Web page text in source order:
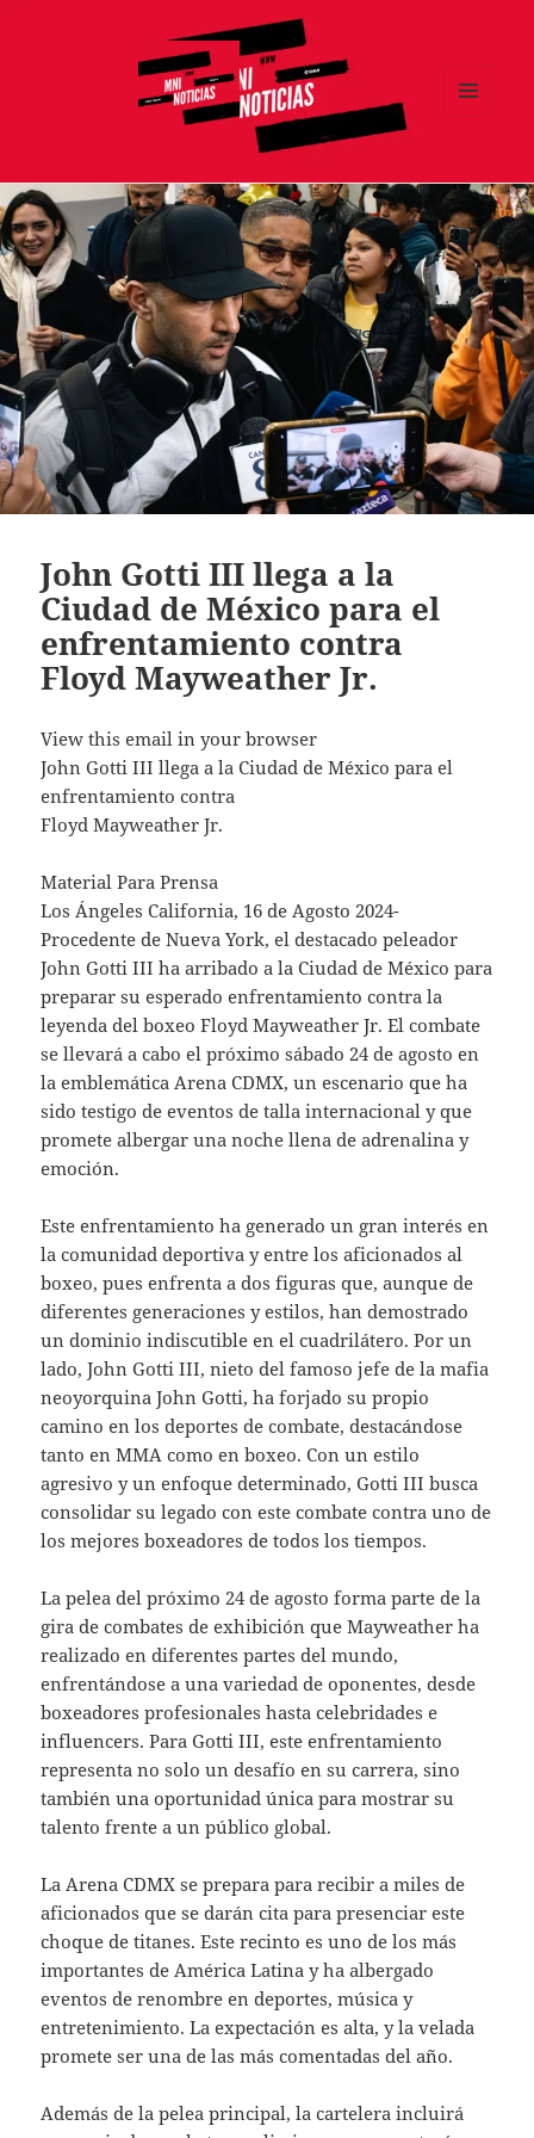
John Gotti III llega a la
Ciudad de México para el
enfrentamiento contra
Floyd Mayweather Jr.
View this email in your browser
John Gotti III llega a la Ciudad de México para el
enfrentamiento contra
Floyd Mayweather Jr.
Material Para Prensa
Los Ángeles California, 16 de Agosto 2024-
Procedente de Nueva York, el destacado peleador
John Gotti III ha arribado a la Ciudad de México para
preparar su esperado enfrentamiento contra la
leyenda del boxeo Floyd Mayweather Jr. El combate
se llevará a cabo el próximo sábado 24 de agosto en
la emblemática Arena CDMX, un escenario que ha
sido testigo de eventos de talla internacional y que
promete albergar una noche llena de adrenalina y
emoción.
Este enfrentamiento ha generado un gran interés en
la comunidad deportiva y entre los aficionados al
boxeo, pues enfrenta a dos figuras que, aunque de
diferentes generaciones y estilos, han demostrado
un dominio indiscutible en el cuadrilátero. Por un
lado, John Gotti III, nieto del famoso jefe de la mafia
neoyorquina John Gotti, ha forjado su propio
camino en los deportes de combate, destacándose
tanto en MMA como en boxeo. Con un estilo
agresivo y un enfoque determinado, Gotti III busca
consolidar su legado con este combate contra uno de
los mejores boxeadores de todos los tiempos.
La pelea del próximo 24 de agosto forma parte de la
gira de combates de exhibición que Mayweather ha
realizado en diferentes partes del mundo,
enfrentándose a una variedad de oponentes, desde
boxeadores profesionales hasta celebridades e
influencers. Para Gotti III, este enfrentamiento
representa no solo un desafío en su carrera, sino
también una oportunidad única para mostrar su
talento frente a un público global.
La Arena CDMX se prepara para recibir a miles de
aficionados que se darán cita para presenciar este
choque de titanes. Este recinto es uno de los más
importantes de América Latina y ha albergado
eventos de renombre en deportes, música y
entretenimiento. La expectación es alta, y la velada
promete ser una de las más comentadas del año.
Además de la pelea principal, la cartelera incluirá